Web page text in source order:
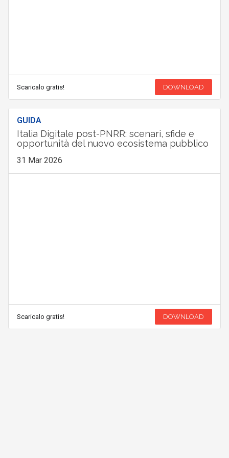
Scaricalo gratis! DOWNLOAD
GUIDA
Italia Digitale post-PNRR: scenari, sfide e
opportunità del nuovo ecosistema pubblico
31 Mar 2026
Scaricalo gratis! DOWNLOAD